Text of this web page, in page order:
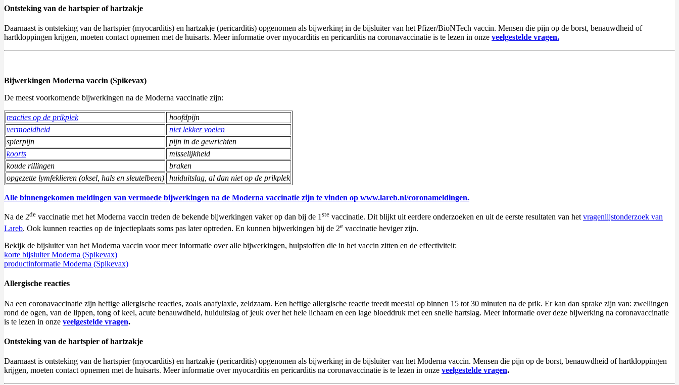
Ontsteking van de hartspier of hartzakje
Daarnaast is ontsteking van de hartspier (myocarditis) en hartzakje (pericarditis) opgenomen als bijwerking in de bijsluiter van het Pfizer/BioNTech vaccin. Mensen die pijn op de borst, benauwdheid of
hartkloppingen krijgen, moeten contact opnemen met de huisarts. Meer informatie over myocarditis en pericarditis na coronavaccinatie is te lezen in onze veelgestelde vragen.
Bijwerkingen Moderna vaccin (Spikevax)
De meest voorkomende bijwerkingen na de Moderna vaccinatie zijn:
reacties op de prikplek
hoofdpijn
vermoeidheid
niet lekker voelen
spierpijn
pijn in de gewrichten
koorts
misselijkheid
koude rillingen
braken
opgezette lymfeklieren (oksel, hals en sleutelbeen) huiduitslag, al dan niet op de prikplek
Alle binnengekomen meldingen van vermoede bijwerkingen na de Moderna vaccinatie zijn te vinden op www.lareb.nl/coronameldingen.
Na de 2de vaccinatie met het Moderna vaccin treden de bekende bijwerkingen vaker op dan bij de 1ste vaccinatie. Dit blijkt uit eerdere onderzoeken en uit de eerste resultaten van hetvragenlijstonderzoek van
Lareb. Ook kunnen reacties op de injectieplaats soms pas later optreden. En kunnen bijwerkingen bij de 2e vaccinatie heviger zijn.
Bekijk de bijsluiter van het Moderna vaccin voor meer informatie over alle bijwerkingen, hulpstoffen die in het vaccin zitten en de effectiviteit:
korte bijsluiter Moderna (Spikevax)
productinformatie Moderna (Spikevax)
Allergische reacties
Na een coronavaccinatie zijn heftige allergische reacties, zoals anafylaxie, zeldzaam. Een heftige allergische reactie treedt meestal op binnen 15 tot 30 minuten na de prik. Er kan dan sprake zijn van: zwellingen
rond de ogen, van de lippen, tong of keel, acute benauwdheid, huiduitslag of jeuk over het hele lichaam en een lage bloeddruk met een snelle hartslag. Meer informatie over deze bijwerking na coronavaccinatie
is te lezen in onze veelgestelde vragen.
Ontsteking van de hartspier of hartzakje
Daarnaast is ontsteking van de hartspier (myocarditis) en hartzakje (pericarditis) opgenomen als bijwerking in de bijsluiter van het Moderna vaccin. Mensen die pijn op de borst, benauwdheid of hartkloppingen
krijgen, moeten contact opnemen met de huisarts. Meer informatie over myocarditis en pericarditis na coronavaccinatie is te lezen in onze veelgestelde vragen.